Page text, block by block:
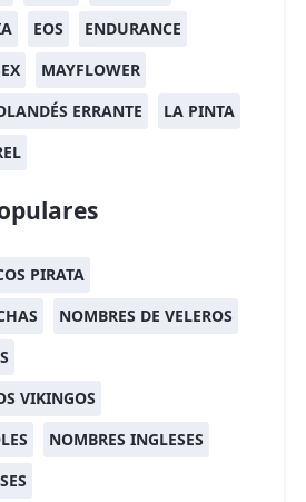
EOS
ENDURANCE
MAYFLOWER
ERRANTE
LA PINTA
PIRATA
NOMBRES DE VELEROS
VIKINGOS
NOMBRES INGLESES